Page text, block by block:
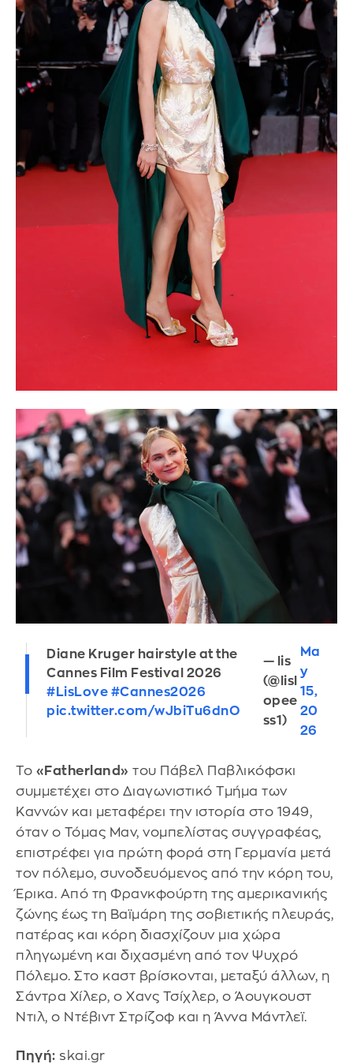
Diane Kruger hairstyle at the
Cannes Film Festival 2026
#LisLove #Cannes2026
pic.twitter.com/wJbiTu6dnO
— lis
(@lisl
opee
ss1)
Ma
y
15,
20
26
Το «Fatherland» του Πάβελ Παβλικόφσκι
συμμετέχει στο Διαγωνιστικό Τμήμα των
Καννών και μεταφέρει την ιστορία στο 1949,
όταν ο Τόμας Μαν, νομπελίστας συγγραφέας,
επιστρέφει για πρώτη φορά στη Γερμανία μετά
τον πόλεμο, συνοδευόμενος από την κόρη του,
Έρικα. Από τη Φρανκφούρτη της αμερικανικής
ζώνης έως τη Βαϊμάρη της σοβιετικής πλευράς,
πατέρας και κόρη διασχίζουν μια χώρα
πληγωμένη και διχασμένη από τον Ψυχρό
Πόλεμο. Στο καστ βρίσκονται, μεταξύ άλλων, η
Σάντρα Χίλερ, ο Χανς Τσίχλερ, ο Άουγκουστ
Ντιλ, ο Ντέβιντ Στρίζοφ και η Άννα Μάντλεϊ.
Πηγή: skai.gr